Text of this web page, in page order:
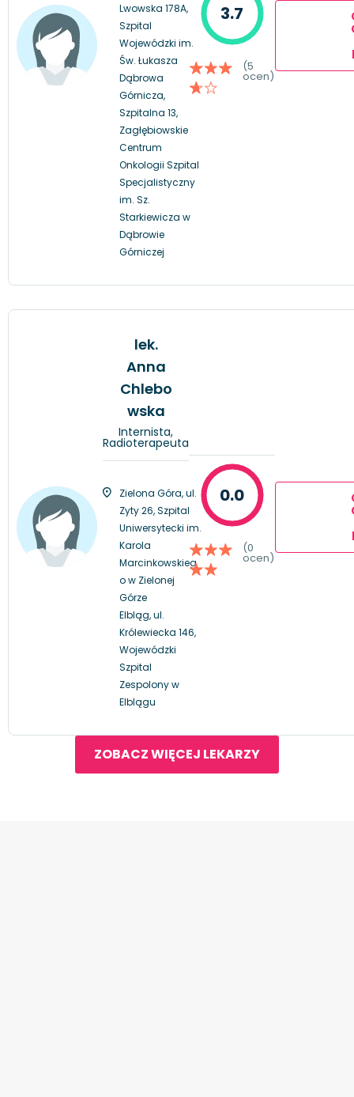
Lwowska 178A,
Szpital
Wojewódzki im.
Św. Łukasza
Dąbrowa
Górnicza,
Szpitalna 13,
Zagłębiowskie
Centrum
Onkologii Szpital
Specjalistyczny
im. Sz.
Starkiewicza w
Dąbrowie
Górniczej
3.7
(5
ocen)
lek.
Anna
Chlebo
wska
Internista,
Radioterapeuta
Zielona Góra, ul.
Zyty 26, Szpital
Uniwersytecki im.
Karola
Marcinkowskieg
o w Zielonej
Górze
Elbląg, ul.
Królewiecka 146,
Wojewódzki
Szpital
Zespolony w
Elblągu
0.0
(0
ocen)
ZOBACZ WIĘCEJ LEKARZY